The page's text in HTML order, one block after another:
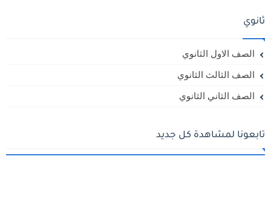
ثانوي
الصف الاول الثانوي
الصف الثالث الثانوي
الصف الثاني الثانوي
تابعونا لمشاهدة كل جديد